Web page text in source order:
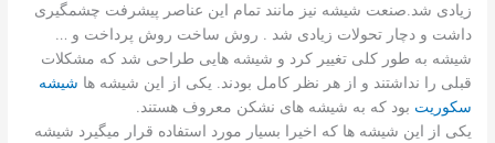
زیادی شد.صنعت شیشه نیز مانند تمام این عناصر پیشرفت چشمگیری
داشت و دچار تحولات زیادی شد . روش ساخت روش پرداخت و …
شیشه به طور کلی تغییر کرد و شیشه هایی طراحی شد که مشکلات
قبلی را نداشتند و از هر نظر کامل بودند. یکی از این شیشه ها شیشه
سکوریت بود که به شیشه های نشکن معروف هستند.
یکی از این شیشه ها که اخیرا بسیار مورد استفاده قرار میگیرد شیشه